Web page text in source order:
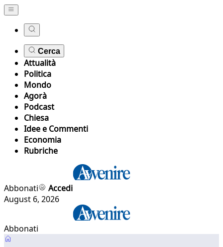
Cerca
Attualità
Politica
Mondo
Agorà
Podcast
Chiesa
Idee e Commenti
Economia
Rubriche
Abbonati
Accedi
August 6, 2026
Abbonati